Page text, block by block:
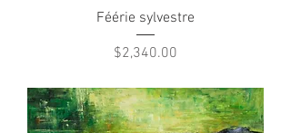
Féérie sylvestre
Price
$2,340.00